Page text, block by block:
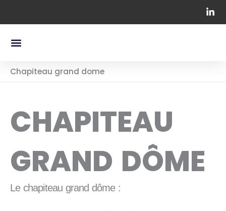
Menu
Chapiteau grand dome
CHAPITEAU
GRAND DÔME
Le chapiteau grand dôme :